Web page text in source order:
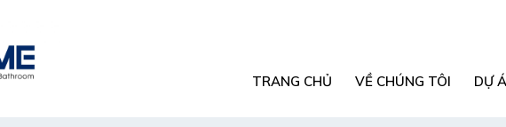
TRANG CHỦ VỀ CHÚNG TÔI DỰ